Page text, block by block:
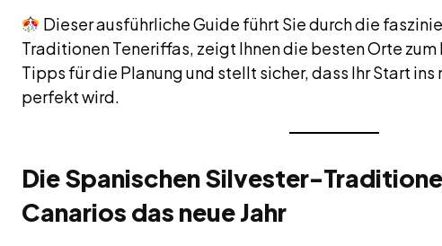
Dieser ausführliche Guide führt Sie durch die
Traditionen Teneriffas, zeigt Ihnen die besten Orte
Tipps für die Planung und stellt sicher, dass Ihr Start ins
perfekt wird.
Die Spanischen Silvester-
Canarios das neue Jahr